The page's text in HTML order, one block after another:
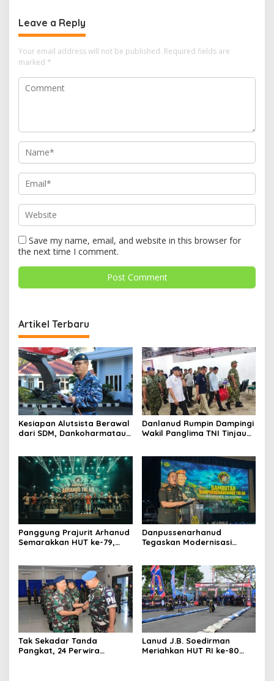
Leave a Reply
Your email address will not be published. Required fields are
marked *
Save my name, email, and website in this browser for
the next time I comment.
Artikel Terbaru
Kesiapan Alutsista Berawal
dari SDM, Dankoharmatau
Danlanud Rumpin Dampingi
Wakil Panglima TNI Tinjau
Panggung Prajurit Arhanud
Semarakkan HUT ke-79,
Kebersamaan
Danpussenarhanud
Tegaskan Modernisasi
79 Arhanud
Tak Sekadar Tanda
Pangkat, 24 Perwira
Lanud J.B. Soedirman
Meriahkan HUT RI ke-80